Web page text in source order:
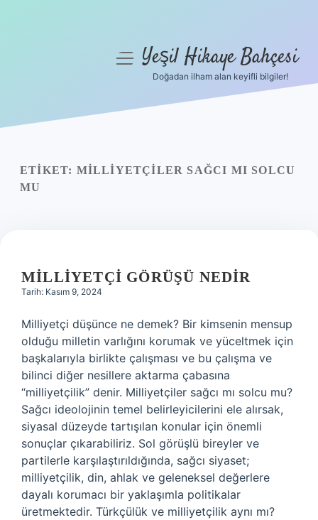
Yasal Uyarı
menüyüYeşil Hikaye Bahçesi
Doğadan ilham alan keyifli bilgiler!
ETIKET: MILLIYETÇILER SAĞCI MI SOLCU
MU
MILLIYETÇI GÖRÜŞÜ NEDIR
Tarih: Kasım 9, 2024
Milliyetçi düşünce ne demek? Bir kimsenin mensup
olduğu milletin varlığını korumak ve yüceltmek için
başkalarıyla birlikte çalışması ve bu çalışma ve
bilinci diğer nesillere aktarma çabasına
“milliyetçilik” denir. Milliyetçiler sağcı mı solcu mu?
Sağcı ideolojinin temel belirleyicilerini ele alırsak,
siyasal düzeyde tartışılan konular için önemli
sonuçlar çıkarabiliriz. Sol görüşlü bireyler ve
partilerle karşılaştırıldığında, sağcı siyaset;
milliyetçilik, din, ahlak ve geleneksel değerlere
dayalı korumacı bir yaklaşımla politikalar
üretmektedir. Türkçülük ve milliyetçilik aynı mı?